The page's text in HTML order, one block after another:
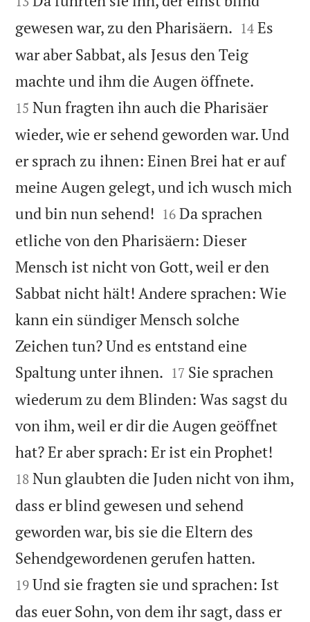
gewesen war, zu den Pharisäern. 

14 Es
war aber Sabbat, als Jesus den Teig
machte und ihm die Augen öffnete.
15 Nun fragten ihn auch die Pharisäer
wieder, wie er sehend geworden war. Und
er sprach zu ihnen: Einen Brei hat er auf
meine Augen gelegt, und ich wusch mich
und bin nun sehend! 

16 Da sprachen
etliche von den Pharisäern: Dieser
Mensch ist nicht von Gott, weil er den
Sabbat nicht hält! Andere sprachen: Wie
kann ein sündiger Mensch solche
Zeichen tun? Und es entstand eine
Spaltung unter ihnen. 

17 Sie sprachen
wiederum zu dem Blinden: Was sagst du
von ihm, weil er dir die Augen geöffnet
hat? Er aber sprach: Er ist ein Prophet!
18 Nun glaubten die Juden nicht von ihm,
dass er blind gewesen und sehend
geworden war, bis sie die Eltern des
Sehendgewordenen gerufen hatten.
19 Und sie fragten sie und sprachen: Ist
das euer Sohn, von dem ihr sagt, dass er